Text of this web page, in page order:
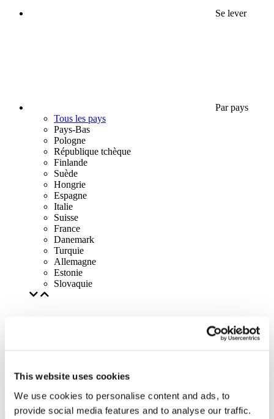
This website uses cookies
We use cookies to personalise content and ads, to
provide social media features and to analyse our traffic.
Se lever
Par pays
Tous les pays
Pays-Bas
Pologne
République tchèque
Finlande
Suède
Hongrie
Espagne
Italie
Suisse
France
Danemark
Turquie
Allemagne
Estonie
Slovaquie